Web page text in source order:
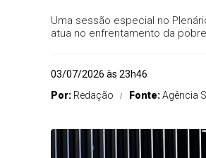
Uma sessão especial no
atua no enfrentamento da
03/07/2026 às 23h46
Por: Redação Fonte:Agência